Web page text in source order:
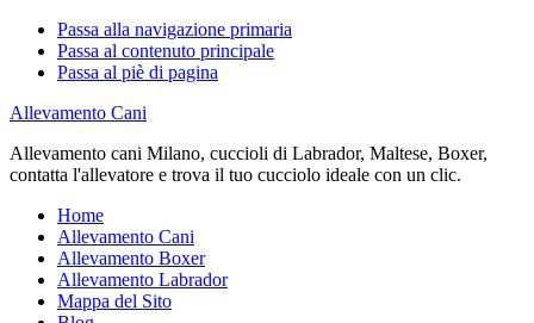
Passa alla navigazione primaria
Passa al contenuto principale
Passa al piè di pagina
Allevamento Cani
Allevamento cani Milano, cuccioli di Labrador, Maltese, Boxer,
contatta l'allevatore e trova il tuo cucciolo ideale con un clic.
Home
Allevamento Cani
Allevamento Boxer
Allevamento Labrador
Mappa del Sito